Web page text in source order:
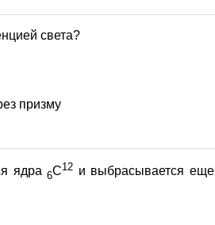
света?
призму
ядра6С12 и выбрасывается еще